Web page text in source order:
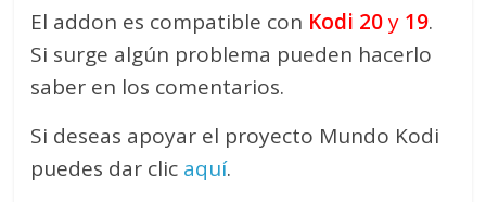
El addon es compatible con Kodi 20y 19.
Si surge algún problema pueden hacerlo
saber en los comentarios.
Si deseas apoyar el proyecto Mundo Kodi
puedes dar clic aquí.